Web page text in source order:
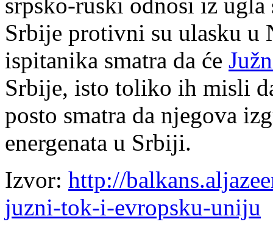
Srbije protivni su ulasku u
ispitanika smatra da će
Srbije, isto toliko ih misli
posto smatra da njegova
energenata u Srbiji.
Izvor: http://
juzni-tok-i-evropsku-uniju